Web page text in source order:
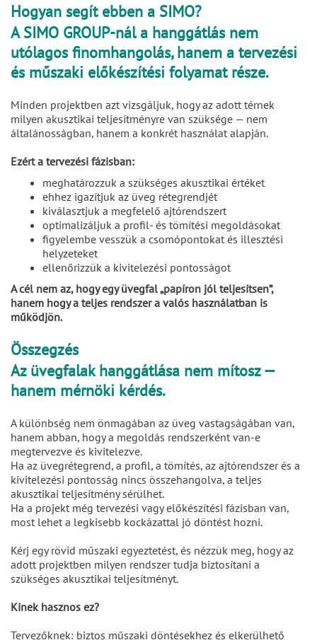
Hogyan segít ebben a SIMO?
A SIMO GROUP-nál a hanggátlás nem
utólagos finomhangolás, hanem a tervezési
és műszaki előkészítési folyamat része.
Minden projektben azt vizsgáljuk, hogy az adott térnek
milyen akusztikai teljesítményre van szüksége — nem
általánosságban, hanem a konkrét használat alapján.
Ezért a tervezési fázisban:
meghatározzuk a szükséges akusztikai értéket
ehhez igazítjuk az üveg rétegrendjét
kiválasztjuk a megfelelő ajtórendszert
optimalizáljuk a profil- és tömítési megoldásokat
figyelembe vesszük a csomópontokat és illesztési
helyzeteket
ellenőrizzük a kivitelezési pontosságot
A cél nem az, hogy egy üvegfal „papíron jól teljesítsen”,
hanem hogy a teljes rendszer a valós használatban is
működjön.
Összegzés
Az üvegfalak hanggátlása nem mítosz —
hanem mérnöki kérdés.
A különbség nem önmagában az üveg vastagságában van,
hanem abban, hogy a megoldás rendszerként van-e
megtervezve és kivitelezve.
Ha az üvegrétegrend, a profil, a tömítés, az ajtórendszer és a
kivitelezési pontosság nincs összehangolva, a teljes
akusztikai teljesítmény sérülhet.
Ha a projekt még tervezési vagy előkészítési fázisban van,
most lehet a legkisebb kockázattal jó döntést hozni.
Kérj egy rövid műszaki egyeztetést, és nézzük meg, hogy az
adott projektben milyen rendszer tudja biztosítani a
szükséges akusztikai teljesítményt.
Kinek hasznos ez?
Tervezőknek: biztos műszaki döntésekhez és elkerülhető